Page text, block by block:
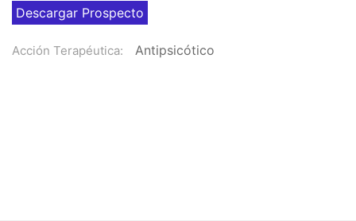
Descargar Prospecto
Acción Terapéutica: Antipsicótico